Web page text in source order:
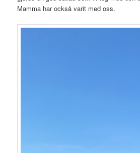
Mamma har också varit med oss.